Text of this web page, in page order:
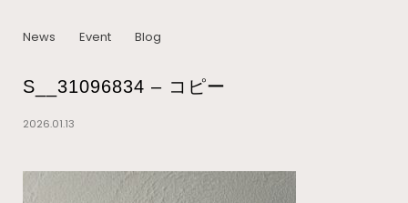
News Event Blog
S__31096834 – コピー
2026.01.13